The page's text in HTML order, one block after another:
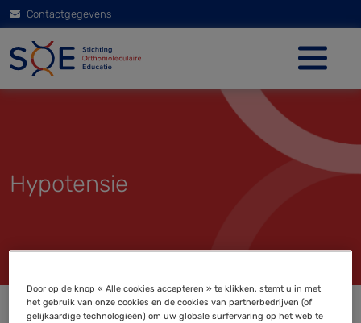
Contactgegevens
Hypotensie
Door op de knop « Alle cookies accepteren » te klikken, stemt u in met
het gebruik van onze cookies en de cookies van partnerbedrijven (of
gelijkaardige technologieën) om uw globale surfervaring op het web te